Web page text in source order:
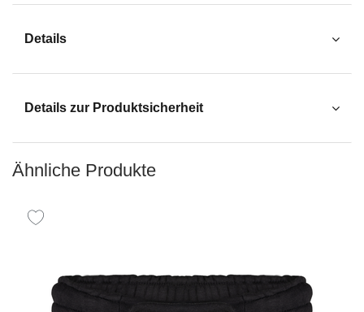
Details
Details zur Produktsicherheit
Ähnliche Produkte